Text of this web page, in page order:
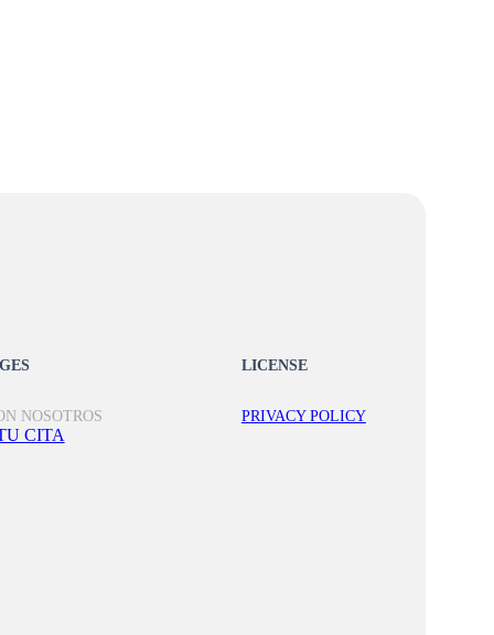
NOSOTROS
CITA
LICENSE
PRIVACY POLICY